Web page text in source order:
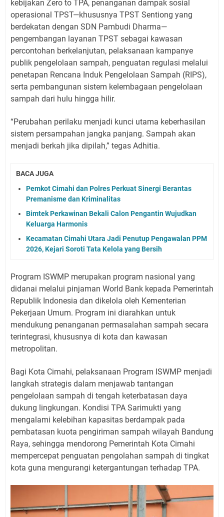
kebijakan Zero to TPA, penanganan dampak sosial
operasional TPST—khususnya TPST Sentiong yang
berdekatan dengan SDN Pambudi Dharma—
pengembangan layanan TPST sebagai kawasan
percontohan berkelanjutan, pelaksanaan kampanye
publik pengelolaan sampah, penguatan regulasi melalui
penetapan Rencana Induk Pengelolaan Sampah (RIPS),
serta pembangunan sistem kelembagaan pengelolaan
sampah dari hulu hingga hilir.
“Perubahan perilaku menjadi kunci utama keberhasilan
sistem persampahan jangka panjang. Sampah akan
menjadi berkah jika dipilah,” tegas Adhitia.
BACA JUGA
Pemkot Cimahi dan Polres Perkuat Sinergi Berantas
Premanisme dan Kriminalitas
Bimtek Perkawinan Bekali Calon Pengantin Wujudkan
Keluarga Harmonis
Kecamatan Cimahi Utara Jadi Penutup Pengawalan PPM
2026, Kejari Soroti Tata Kelola yang Bersih
Program ISWMP merupakan program nasional yang
didanai melalui pinjaman World Bank kepada Pemerintah
Republik Indonesia dan dikelola oleh Kementerian
Pekerjaan Umum. Program ini diarahkan untuk
mendukung penanganan permasalahan sampah secara
terintegrasi, khususnya di kota dan kawasan
metropolitan.
Bagi Kota Cimahi, pelaksanaan Program ISWMP menjadi
langkah strategis dalam menjawab tantangan
pengelolaan sampah di tengah keterbatasan daya
dukung lingkungan. Kondisi TPA Sarimukti yang
mengalami kelebihan kapasitas berdampak pada
pembatasan kuota pengiriman sampah wilayah Bandung
Raya, sehingga mendorong Pemerintah Kota Cimahi
mempercepat penguatan pengolahan sampah di tingkat
kota guna mengurangi ketergantungan terhadap TPA.